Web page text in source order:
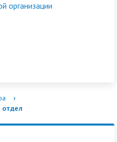
организации
›